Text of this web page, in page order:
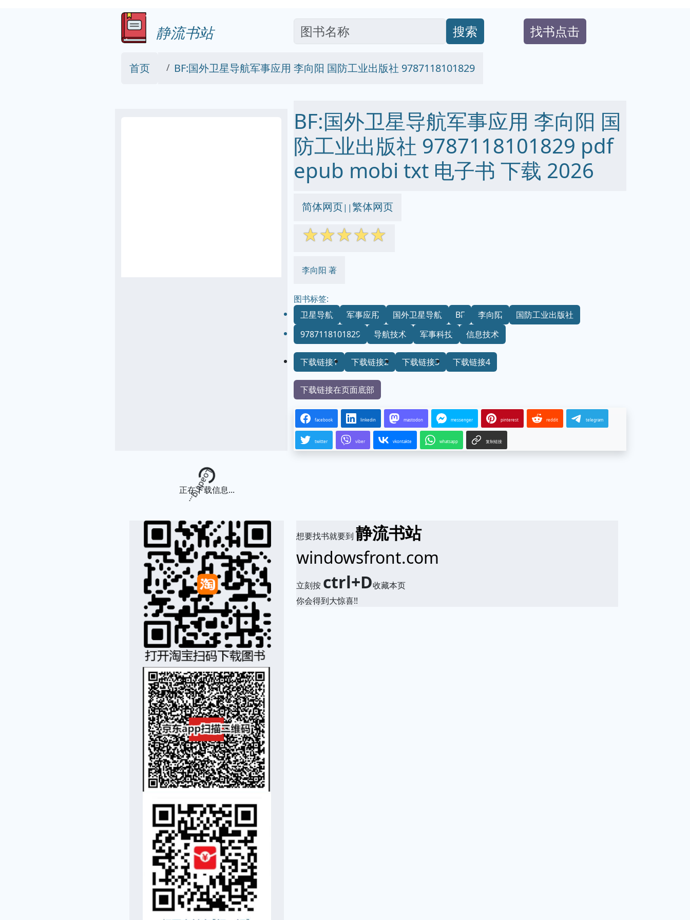
静流书站 搜索 找书点击
首页 BF:国外卫星导航军事应用 李向阳 国防工业出版社 9787118101829
BF:国外卫星导航军事应用 李向阳 国
防工业出版社 9787118101829 pdf
epub mobi txt 电子书 下载 2026
简体网页||繁体网页
☆☆☆☆☆
李向阳 著
图书标签:
卫星导航
军事应用 国外卫星导航 BF 李向阳
国防工业出版社
9787118101829
导航技术 军事科技 信息技术
下载链接1 下载链接2 下载链接3 下载链接4
下载链接在页面底部
facebook linkedin mastodon messenger pinterest reddit telegram
twitter viber vkontakte whatsapp 复制链接
Loading...
正在下载信息...
想要找书就要到静流书站
windowsfront.com
立刻按 ctrl+D收藏本页
你会得到大惊喜!!